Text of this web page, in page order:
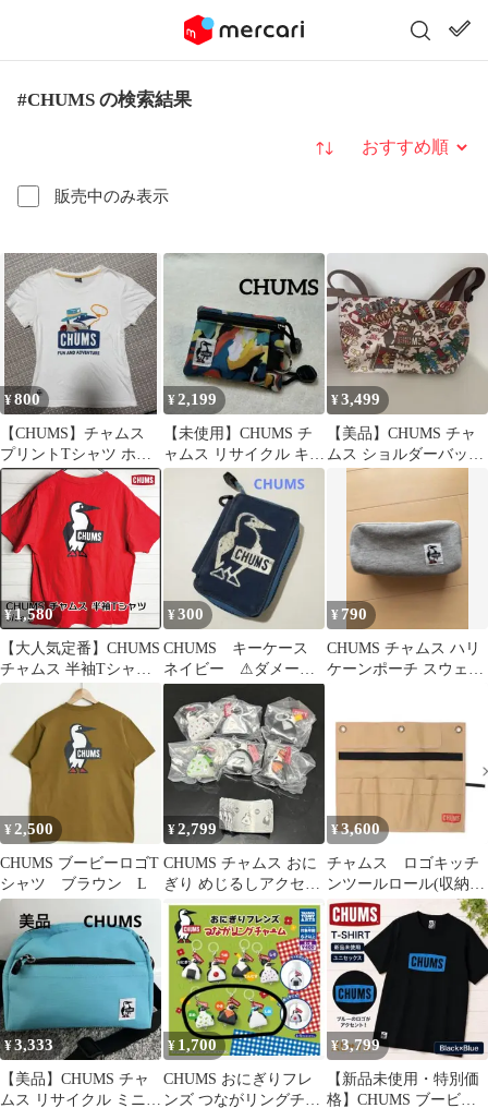
#CHUMS の検索結果
販売中のみ表示
並び替え
¥800
【CHUMS】チャムス
プリントTシャツ ホワ
イト レディース
WM（M相当）
¥2,199
【未使用】CHUMS チ
ャムス リサイクル キー
コインケース パスケー
¥3,499
【美品】CHUMS チャ
ムス ショルダーバッグ
サーカス柄 ブービーバ
¥1,580
【大人気定番】CHUMS
チャムス 半袖Tシャツ
ブービーバード バック
プリント 赤 レッド Lサ
イズ アウトドア カジュ
アル
¥300
CHUMS キーケース
ネイビー ⚠ダメージ
多い⚠
¥ 790
CHUMS チャムス ハリ
ケーンポーチ スウェッ
¥2,500
CHUMS ブービーロゴT
シャツ ブラウン L
¥2,799
CHUMS チャムス おに
ぎり めじるしアクセサ
リー
¥3,600
チャムス ロゴキッチ
ンツールロール(収納ケ
ース) ベージュ
¥3,333
【美品】CHUMS チャ
ムス リサイクル ミニ
¥ 1,700
CHUMS おにぎりフレ
ンズ つながリングチャ
¥3,799
【新品未使用・特別価
格】CHUMS ブービー